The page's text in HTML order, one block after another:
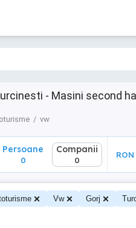
- Masini second
vw
Persoane
0
Companii
0
RON
Vw Gorj